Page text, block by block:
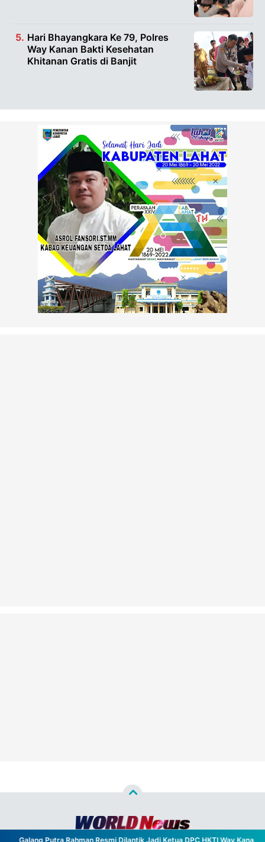
Hari Bhayangkara Ke 79, Polres
Way Kanan Bakti Kesehatan
Khitanan Gratis di Banjit
Galang Putra Rahman Resmi Dilantik Jadi Ketua DPC HKTI Way Kanan,